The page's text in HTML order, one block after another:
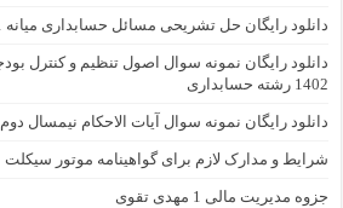
دانلود رایگان حل تشریحی مسائل حسابداری میانه 1 جمشید اسکندری
1402 رشته حسابداری
دانلود رایگان نمونه سوال آیات الاحکام نیمسال دوم 98-97 رشته حقوق
شرایط و مدارک لازم برای گواهینامه موتور سیکلت
جزوه مدیریت مالی 1 مهدی تقوی